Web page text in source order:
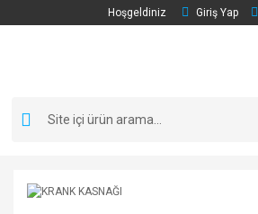
Hoşgeldiniz Giriş Yap